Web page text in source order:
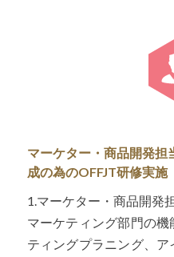
マーケター・商品開発担
成の為のOFFJT研修実施
1.マーケター・商品開発
マーケティング部門の
ティングプラニング、